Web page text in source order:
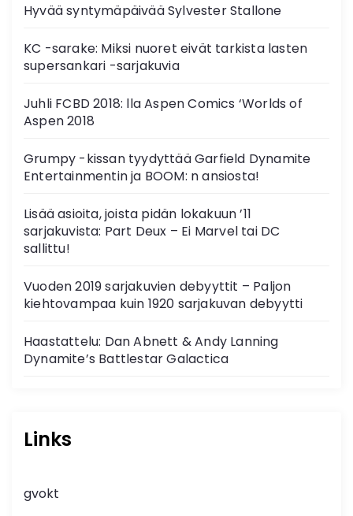
Hyvää syntymäpäivää Sylvester Stallone
KC -sarake: Miksi nuoret eivät tarkista lasten
supersankari -sarjakuvia
Juhli FCBD 2018: lla Aspen Comics ‘Worlds of
Aspen 2018
Grumpy -kissan tyydyttää Garfield Dynamite
Entertainmentin ja BOOM: n ansiosta!
Lisää asioita, joista pidän lokakuun ’11
sarjakuvista: Part Deux – Ei Marvel tai DC
sallittu!
Vuoden 2019 sarjakuvien debyyttit – Paljon
kiehtovampaa kuin 1920 sarjakuvan debyytti
Haastattelu: Dan Abnett & Andy Lanning
Dynamite’s Battlestar Galactica
Links
gvokt